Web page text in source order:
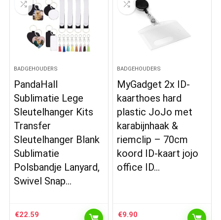
BADGEHOUDERS
PandaHall
Sublimatie Lege
Sleutelhanger Kits
Transfer
Sleutelhanger Blank
Sublimatie
Polsbandje Lanyard,
Swivel Snap…
€22.59
BADGEHOUDERS
MyGadget 2x ID-
kaarthoes hard
plastic JoJo met
karabijnhaak &
riemclip – 70cm
koord ID-kaart jojo
office ID…
€9.90